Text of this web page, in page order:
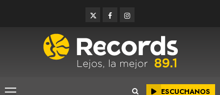
TwitterFacebookInstagram
Menú
ESCUCHANOS